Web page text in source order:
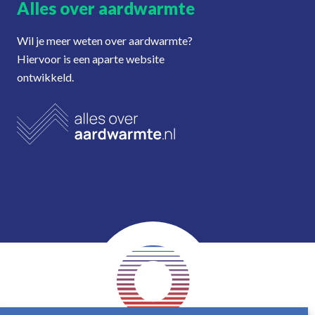
Alles over aardwarmte
Wil je meer weten over aardwarmte?
Hiervoor is een aparte website
ontwikkeld.